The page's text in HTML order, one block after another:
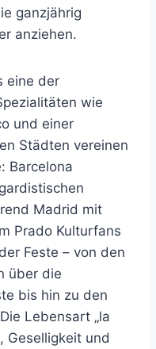
ganzjährig
anziehen.
eine der
wie
und einer
Städten vereinen
Barcelona
Madrid mit
Prado Kulturfans
Feste – von den
über die
bis hin zu den
Lebensart „la
Geselligkeit und